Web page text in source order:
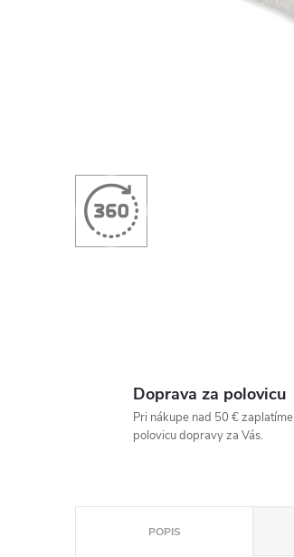
Doprava za polovicu
Pri nákupe nad 50 € zaplatíme
polovicu dopravy za Vás.
POPIS